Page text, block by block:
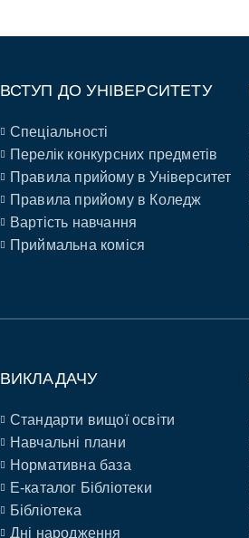
ВСТУП ДО УНІВЕРСИТЕТУ
Спеціальності
Перелік конкурсних предметів
Правила прийому в Університет
Правила прийому в Коледж
Вартість навчання
Приймальна коміся
ВИКЛАДАЧУ
Стандарти вищої освіти
Навчальні плани
Нормативна база
E-каталог Бібліотеки
Бібліотека
Дні народження